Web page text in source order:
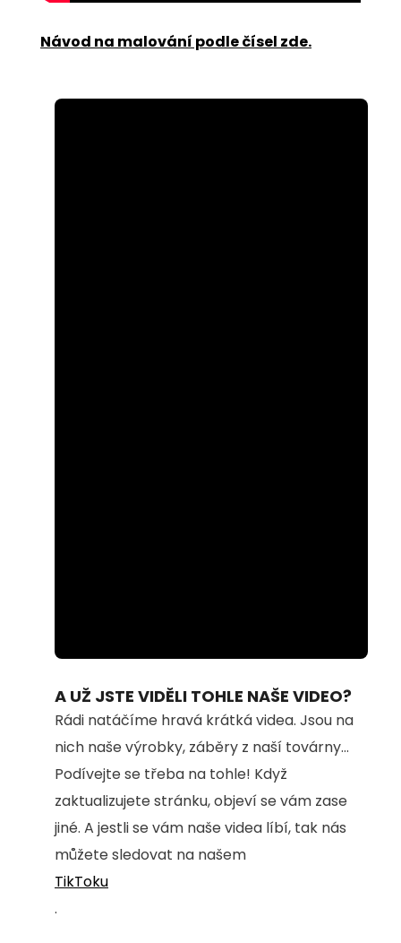
Návod na malování podle čísel zde.
100.00%
A UŽ JSTE VIDĚLI TOHLE NAŠE VIDEO?
Rádi natáčíme hravá krátká videa. Jsou na
nich naše výrobky, záběry z naší továrny...
Podívejte se třeba na tohle! Když
zaktualizujete stránku, objeví se vám zase
jiné. A jestli se vám naše videa líbí, tak nás
můžete sledovat na našem
TikToku
.